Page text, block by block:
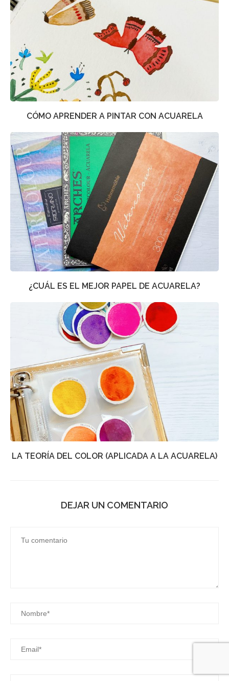
CÓMO APRENDER A PINTAR CON ACUARELA
¿CUÁL ES EL MEJOR PAPEL DE ACUARELA?
LA TEORÍA DEL COLOR (APLICADA A LA ACUARELA)
DEJAR UN COMENTARIO